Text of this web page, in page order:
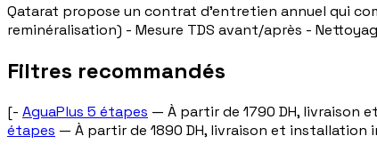
Qatarat propose un contrat d'entretien annuel qui
reminéralisation) - Mesure TDS avant/après -
Filtres recommandés
[- AguaPlus 5 étapes — À partir de 1790 DH, livraison
étapes — À partir de 1890 DH, livraison et installation